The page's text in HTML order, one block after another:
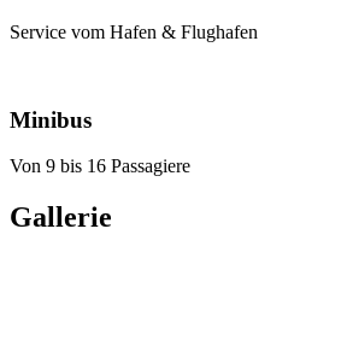
Service vom Hafen & Flughafen
Minibus
Von 9 bis 16 Passagiere
Gallerie